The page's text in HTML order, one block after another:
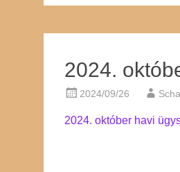
2024.
2024/09/26
2024. október havi